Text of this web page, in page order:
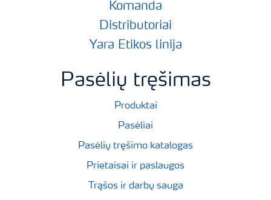
Komanda
Distributoriai
Yara Etikos linija
Pasėlių tręšimas
Produktai
Pasėliai
Pasėlių tręšimo katalogas
Prietaisai ir paslaugos
Trąšos ir darbų sauga